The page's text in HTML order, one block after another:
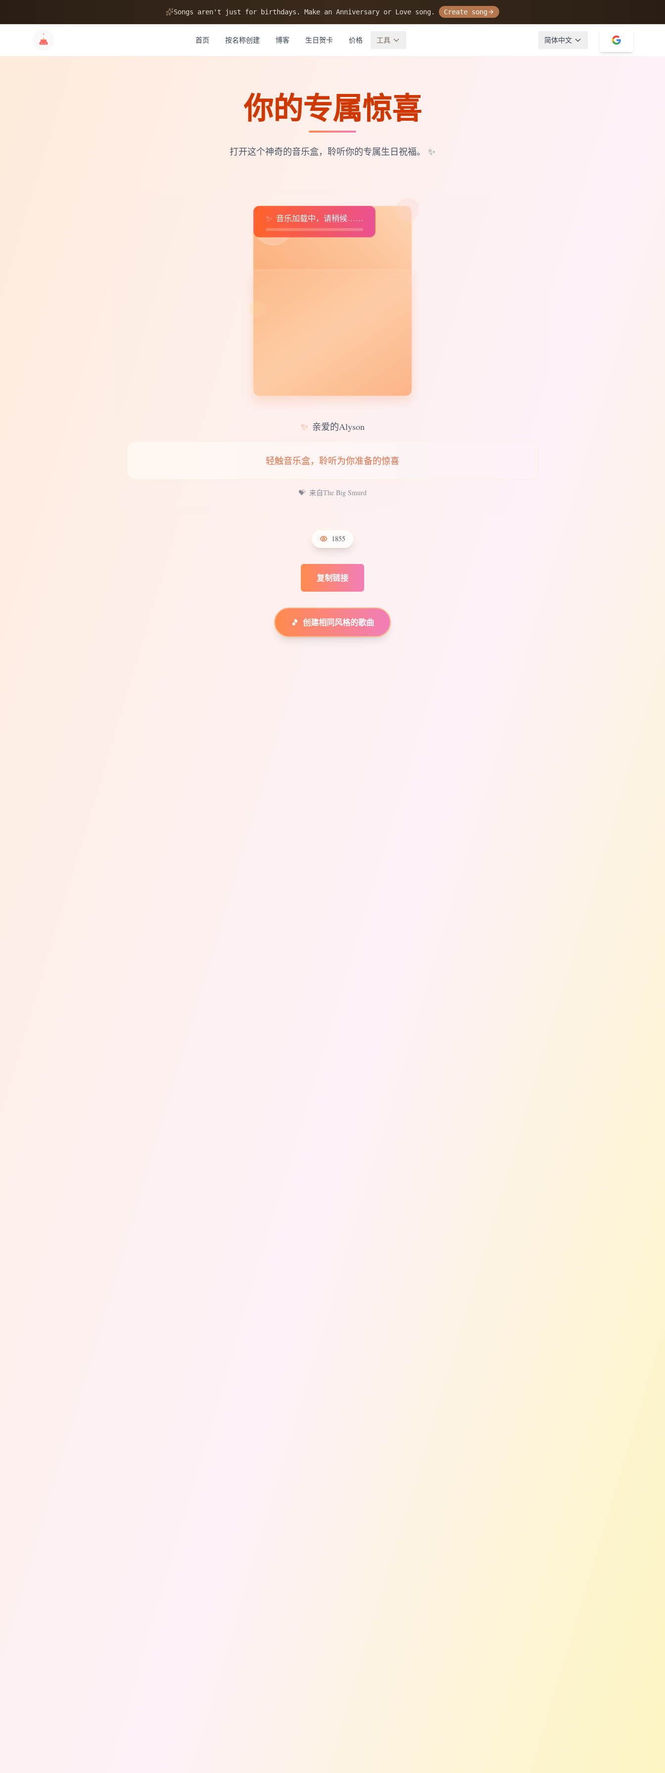
Songs aren't just for birthdays. Make an Anniversary or Love song. Create song
首页 按名称创建 博客 生日贺卡 价格 工具 简体中文
你的专属惊喜
打开这个神奇的音乐盒，聆听你的专属生日祝福。 ✨
♫
✨ 音乐加载中，请稍候……
✨ 亲爱的Alyson
轻触音乐盒，聆听为你准备的惊喜
💝 来自The Big Smurd
1855
复制链接